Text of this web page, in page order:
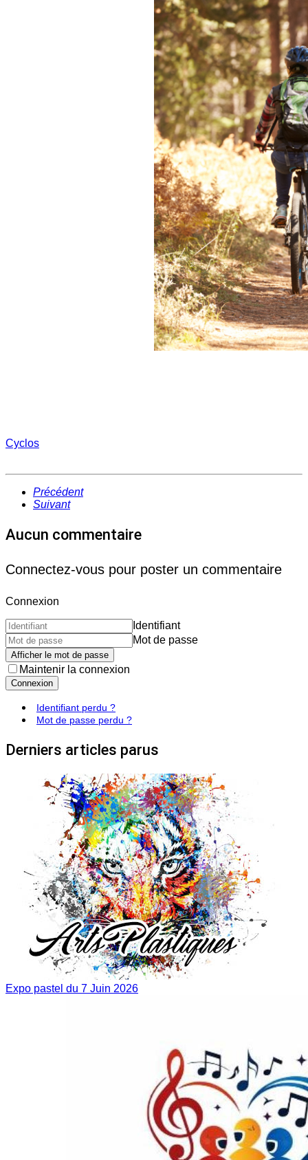
Cyclos
Précédent
Suivant
Aucun commentaire
Connectez-vous pour poster un commentaire
Connexion
Identifiant
Mot de passe
Afficher le mot de passe
Maintenir la connexion
Connexion
Identifiant perdu ?
Mot de passe perdu ?
Derniers articles parus
Expo pastel du 7 Juin 2026